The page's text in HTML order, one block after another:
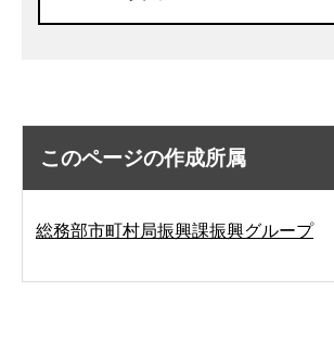
このページの作成所属
総務部市町村局振興課振興グループ